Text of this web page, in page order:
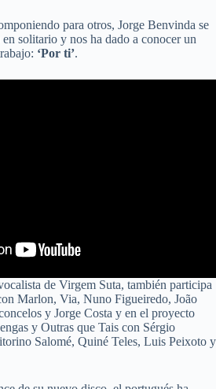
para otros, Jorge Benvinda se
solitario y nos ha dado a conocer un
‘Por ti’.
de Virgem Suta, también participa
Marlon, Via, Nuno Figueiredo, João
y Jorge Costa y en el proyecto
y Outras que Tais con Sérgio
Salomé, Quiné Teles, Luis Peixoto y